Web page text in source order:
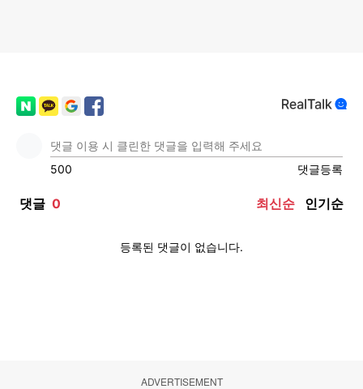
ADVERTISEMENT